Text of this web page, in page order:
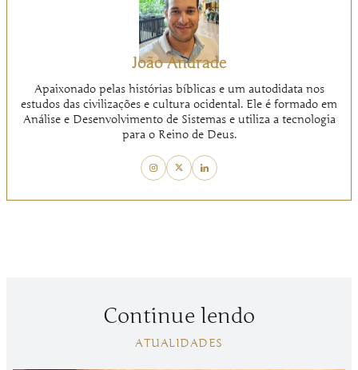
João Andrade
Apaixonado pelas histórias bíblicas e um autodidata nos
estudos das civilizações e cultura ocidental. Ele é formado em
Análise e Desenvolvimento de Sistemas e utiliza a tecnologia
para o Reino de Deus.
Continue lendo
ATUALIDADES